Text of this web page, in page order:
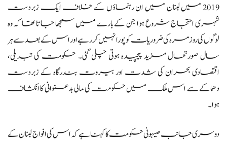
2019 میں لبنان میں ان رہنماؤں کے خلاف ایک زبردست
شہری احتجاج شروع ہوا جن کے بارے میں سمجھا جاتا تھا کہ وہ
لوگوں کی روزمرہ کی ضروریات کو پورا نہیں کر رہےاور اس کے بعد سے ہر
سال صورتحال مزید پیچیدہ ہوتی چلی گئی۔ حکومت کی تبدیلی،
اقتصادی بحران کی شدت اور بیروت بندرگاہ کے زبردست
دھماکے سے اس ملک میں حکومت کی مالی بدعنوانی کا انکشاف
ہوا۔
دوسری جانب صیہونی حکومت کا کہنا ہے کہ اس کی افواج لبنان کے